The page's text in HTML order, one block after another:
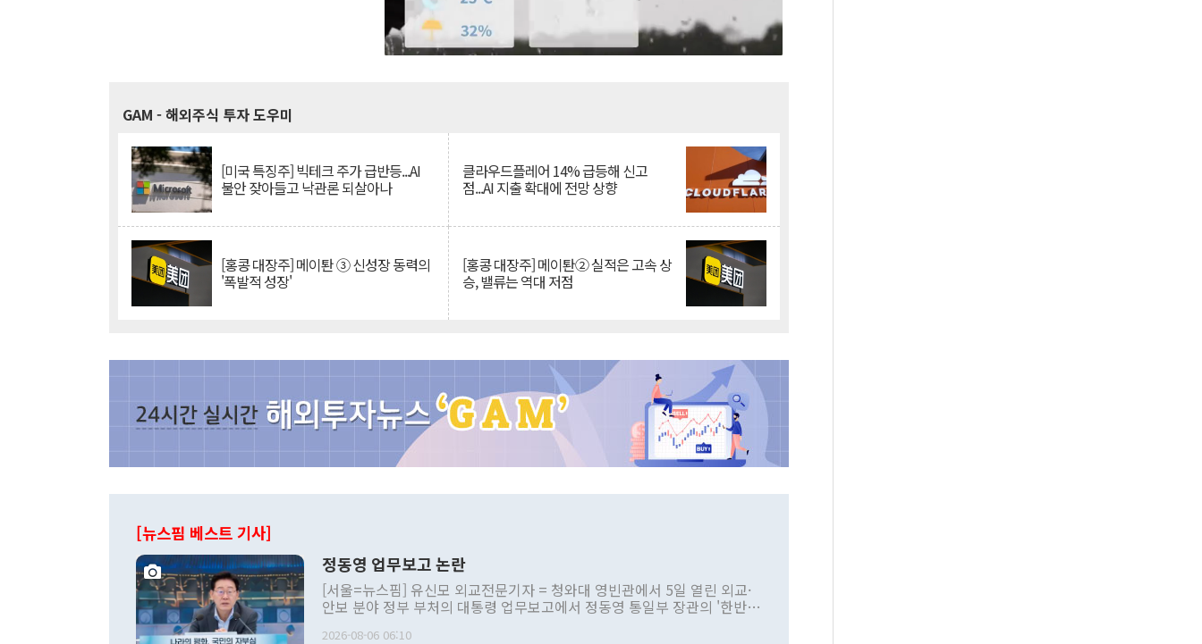
GAM - 해외주식 투자 도우미
[미국 특징주] 빅테크 주가 급반등...AI
불안 잦아들고 낙관론 되살아나
클라우드플레어 14% 급등해 신고
점...AI 지출 확대에 전망 상향
[홍콩 대장주] 메이퇀 ③ 신성장 동력의
'폭발적 성장'
[홍콩 대장주] 메이퇀② 실적은 고속 상
승, 밸류는 역대 저점
[뉴스핌 베스트 기사]
정동영 업무보고 논란
[서울=뉴스핌] 유신모 외교전문기자 = 청와대 영빈관에서 5일 열린 외교·
안보 분야 정부 부처의 대통령 업무보고에서 정동영 통일부 장관의 '한반도
2026-08-06 06:10